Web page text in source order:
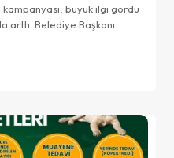
büyük ilgi gördü
arttı. Belediye Başkanı